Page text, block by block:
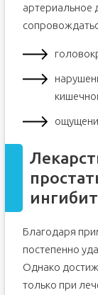
артериальное
Благодаря
постепенно
Однако
только при